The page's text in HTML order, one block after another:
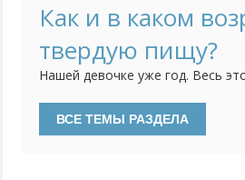
пожилая старой закалки
магазином молоке с маслом и
Как и в каком
твердую пищу?
Нашей девочке уже год. Весь
гомогенную консистенцию.
прикорм. Пробовали давать